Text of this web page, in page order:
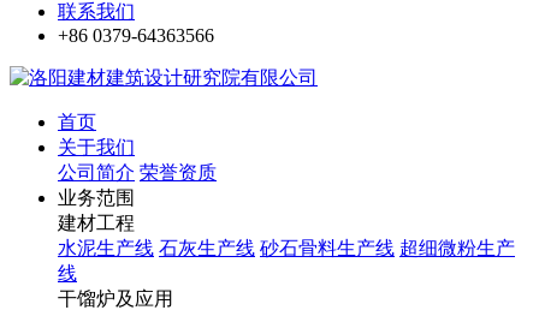
联系我们
+86 0379-64363566
首页
关于我们
公司简介 荣誉资质
业务范围
建材工程
水泥生产线 石灰生产线 砂石骨料生产线 超细微粉生产
线
干馏炉及应用